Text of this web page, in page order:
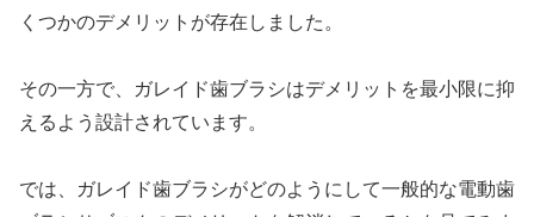
くつかのデメリットが存在しました。
その一方で、ガレイド歯ブラシはデメリットを最小限に抑
えるよう設計されています。
では、ガレイド歯ブラシがどのようにして一般的な電動歯